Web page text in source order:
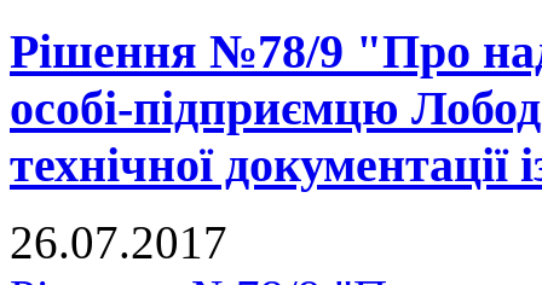
Рішення №78/9 "Про
особі-підприємцю
технічної
26.07.2017